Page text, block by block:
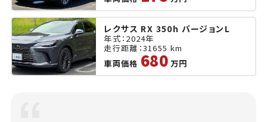
レクサス RX 350h バージョンL
年式：2024年
走行距離：31655 km
車両価格 680万円